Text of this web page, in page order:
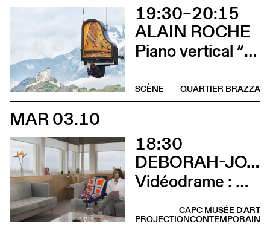
19:30–20:15
ALAIN ROCHE
Piano vertical “Chantier”
QUARTIER BRAZZA
SCÈNE
MAR 03.10
18:30
DEBORAH-JOYCE HOLMAN
Vidéodrame : Moment 2 (Vernissage avec lancement de publication et rencontre avec l’artiste)
CAPC MUSÉE D'ART
CONTEMPORAIN
PROJECTION